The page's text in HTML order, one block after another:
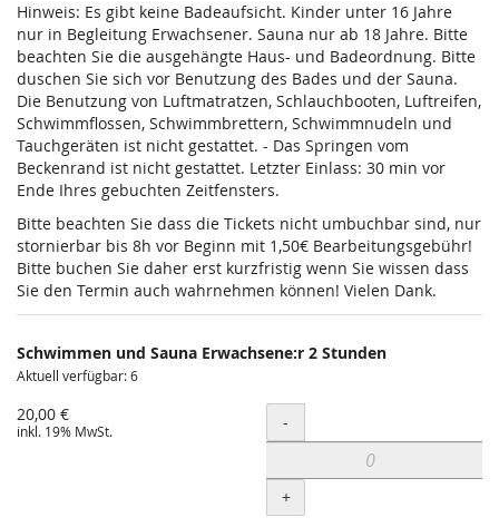
Hinweis: Es gibt keine Badeaufsicht. Kinder unter 16 Jahre
nur in Begleitung Erwachsener. Sauna nur ab 18 Jahre. Bitte
beachten Sie die ausgehängte Haus- und Badeordnung. Bitte
duschen Sie sich vor Benutzung des Bades und der Sauna.
Die Benutzung von Luftmatratzen, Schlauchbooten, Luftreifen,
Schwimmflossen, Schwimmbrettern, Schwimmnudeln und
Tauchgeräten ist nicht gestattet. - Das Springen vom
Beckenrand ist nicht gestattet. Letzter Einlass: 30 min vor
Ende Ihres gebuchten Zeitfensters.
Bitte beachten Sie dass die Tickets nicht umbuchbar sind, nur
stornierbar bis 8h vor Beginn mit 1,50€ Bearbeitungsgebühr!
Bitte buchen Sie daher erst kurzfristig wenn Sie wissen dass
Sie den Termin auch wahrnehmen können! Vielen Dank.
Schwimmen und Sauna Erwachsene:r 2 Stunden
Aktuell verfügbar: 6
20,00 €
inkl. 19% MwSt. Menge
-
+